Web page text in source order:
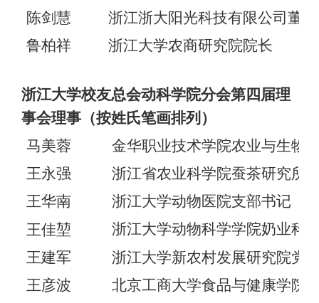
陈剑慧
浙江浙大阳光科技有限公司董
鲁柏祥
浙江大学农商研究院院长
浙江大学校友总会动科学院分会第四届理
事会理事（按姓氏笔画排列）
马美蓉
金华职业技术学院农业与生物
王永强
浙江省农业科学院蚕茶研究所
王华南
浙江大学动物医院支部书记
王佳堃
浙江大学动物科学学院奶业科
王建军
浙江大学新农村发展研究院党
王彦波
北京工商大学食品与健康学院